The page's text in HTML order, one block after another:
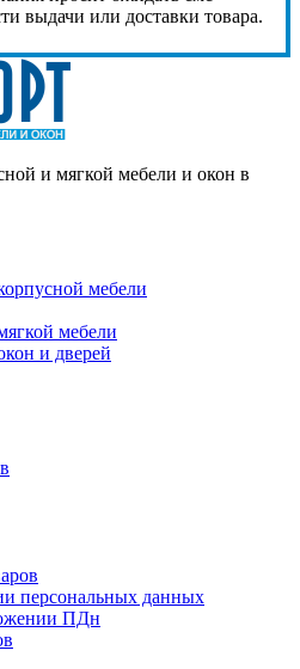
выдачи или доставки товара.
и мягкой мебели и окон в
мебели
мебели
и дверей
персональных данных
ПДн